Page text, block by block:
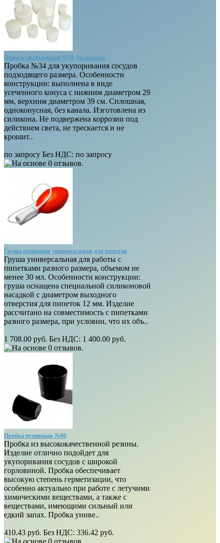
Пробка силиконовая №34, без канала
Пробка №34 для укупоривания сосудов
подходящего размера. Особенности
конструкции: выполнена в виде
усеченного конуса с нижним диаметром 29
мм, верхним диаметром 39 см. Сплошная,
одноконусная, без канала. Изготовлена из
силикона. Не подвержена коррозии под
действием света, не трескается и не
крошит..
по запросу Без НДС: по запросу
Груша резиновая универсальная для пипеток
Груша универсальная для работы с
пипетками разного размера, объемом не
менее 30 мл. Особенности конструкции:
груша оснащена специальной силиконовой
насадкой с диаметром выходного
отверстия для пипеток 12 мм. Изделие
рассчитано на совместимость с пипетками
разного размера, при условии, что их объ..
1 708.00 руб. Без НДС: 1 400.00 руб.
Пробка резиновая №60
Пробка из высококачественной резины.
Изделие отлично подойдет для
укупоривания сосудов с широкой
горловиной. Пробка обеспечивает
высокую степень герметизации, что
особенно актуально при работе с летучими
химическими веществами, а также с
веществами, имеющими сильный или
едкий запах. Пробка униве..
410.43 руб. Без НДС: 336.42 руб.